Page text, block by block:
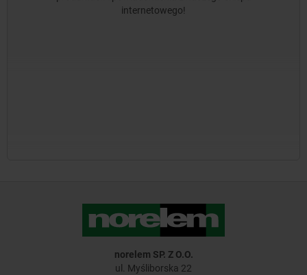
internetowego!
norelem SP. Z O.O.
ul. Myśliborska 22